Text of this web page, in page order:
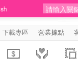
下載專區 營業據點